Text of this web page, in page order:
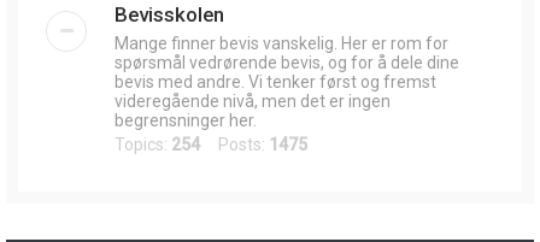
Bevisskolen
Mange finner bevis vanskelig. Her er rom for
spørsmål vedrørende bevis, og for å dele dine
bevis med andre. Vi tenker først og fremst
videregående nivå, men det er ingen
begrensninger her.
Topics: 254 Posts: 1475